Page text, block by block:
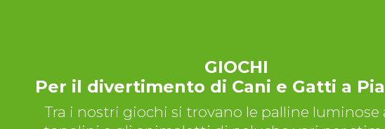
GIOCHI
Per il divertimento di Cani e Gatti a
Tra i nostri giochi si trovano le palline luminose